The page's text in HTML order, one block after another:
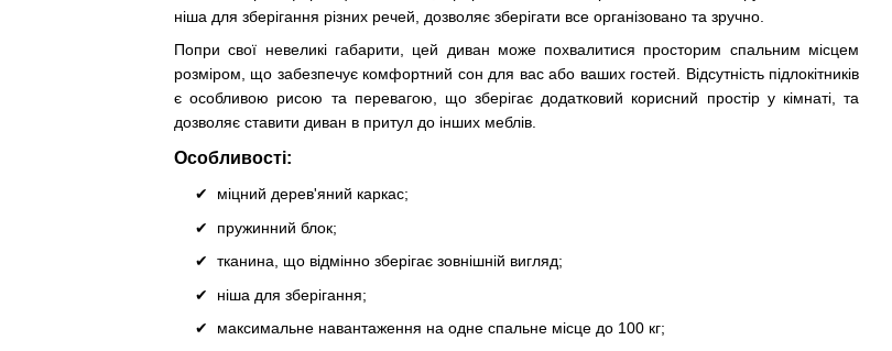
ніша для зберігання різних речей, дозволяє зберігати все організовано та зручно.
Попри свої невеликі габарити, цей диван може похвалитися просторим спальним місцем
розміром, що забезпечує комфортний сон для вас або ваших гостей. Відсутність підлокітників
є особливою рисою та перевагою, що зберігає додатковий корисний простір у кімнаті, та
дозволяє ставити диван в притул до інших меблів.
Особливості:
міцний дерев'яний каркас;
пружинний блок;
тканина, що відмінно зберігає зовнішній вигляд;
ніша для зберігання;
максимальне навантаження на одне спальне місце до 100 кг;